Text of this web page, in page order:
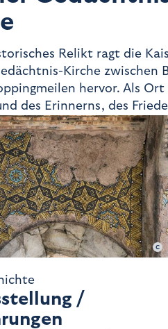
Relikt ragt die
Kirche zwischen
hervor. Als Ort
des Erinnerns, des
als Mahnmal gegen den
Gedächtniskirche ein
Gegenwart. Inmitten der
Stadt findet man im
der Andacht und der
/